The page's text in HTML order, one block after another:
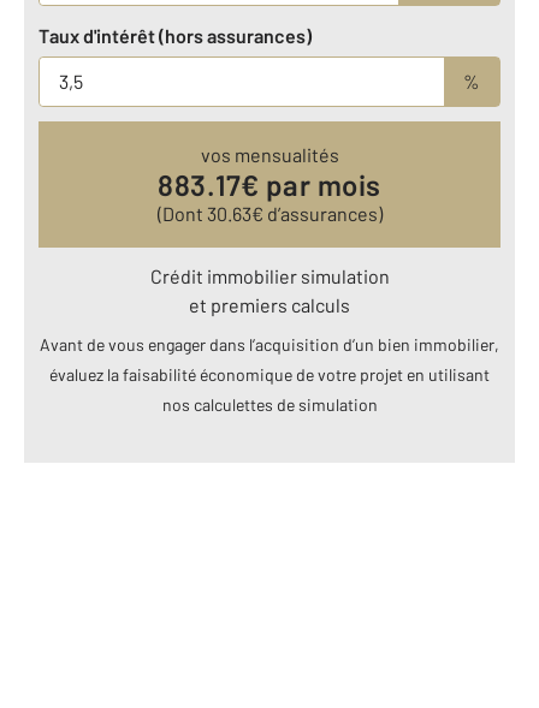
Taux d'intérêt (hors assurances)
%
vos mensualités
883.17€ par mois
(Dont 30.63€ d’assurances)
Crédit immobilier simulation
et premiers calculs
Avant de vous engager dans l’acquisition d’un bien immobilier,
évaluez la faisabilité économique de votre projet en utilisant
nos calculettes de simulation